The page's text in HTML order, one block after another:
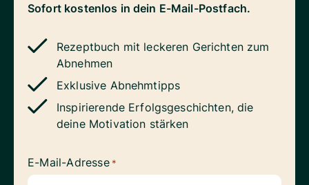
Sofort kostenlos in dein E-Mail-Postfach.
Rezeptbuch mit leckeren Gerichten zum
Abnehmen
Exklusive Abnehmtipps
Inspirierende Erfolgsgeschichten, die
deine Motivation stärken
E-Mail-Adresse *